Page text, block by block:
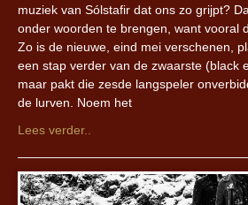
muziek van Sólstafir dat ons zo grijpt?
onder woorden te brengen, want vooral
Zo is de nieuwe, eind mei verschenen,
een stap verder van de zwaarste (black
maar pakt die zesde langspeler
de lurven. Noem het
Lees verder..